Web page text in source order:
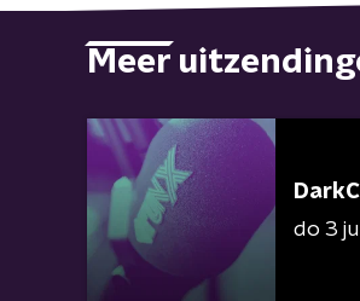
Meer
do 3